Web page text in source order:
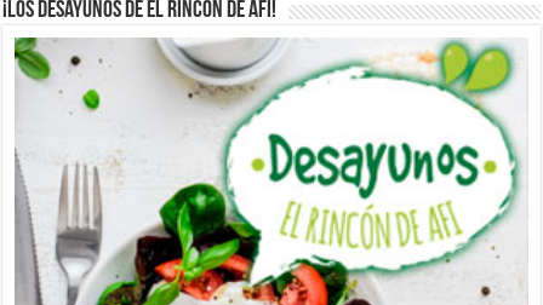
¡Los desayunos de El Rincón de Afi!